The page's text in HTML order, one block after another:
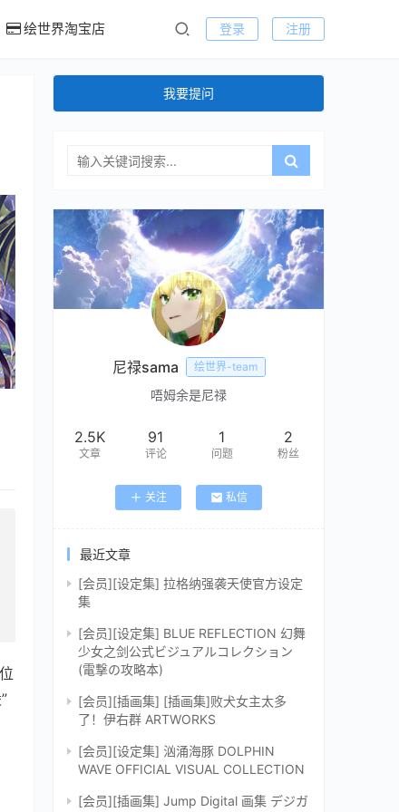
绘世界淘宝店 登录 注册
我要提问
尼禄sama 绘世界-team
唔姆余是尼禄
2.5K
文章
91
评论
1
问题
2
粉丝
关注 私信
最近文章
[会员][设定集] 拉格纳强袭天使官方设定
集
[会员][设定集] BLUE REFLECTION 幻舞
少女之剑公式ビジュアルコレクション
(電撃の攻略本)
[会员][插画集] [插画集]败犬女主太多
了！伊右群 ARTWORKS
[会员][设定集] 汹涌海豚 DOLPHIN
WAVE OFFICIAL VISUAL COLLECTION
[会员][插画集] Jump Digital 画集 デジガ